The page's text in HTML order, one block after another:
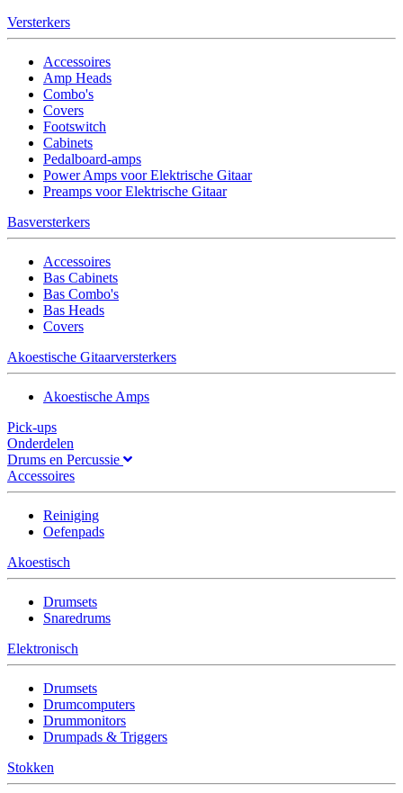
Versterkers
Accessoires
Amp Heads
Combo's
Covers
Footswitch
Cabinets
Pedalboard-amps
Power Amps voor Elektrische Gitaar
Preamps voor Elektrische Gitaar
Basversterkers
Accessoires
Bas Cabinets
Bas Combo's
Bas Heads
Covers
Akoestische Gitaarversterkers
Akoestische Amps
Pick-ups
Onderdelen
Drums en Percussie
Accessoires
Reiniging
Oefenpads
Akoestisch
Drumsets
Snaredrums
Elektronisch
Drumsets
Drumcomputers
Drummonitors
Drumpads & Triggers
Stokken